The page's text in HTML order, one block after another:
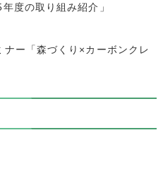
度の取り組み紹介」
ー「森づくり×カーボンクレ